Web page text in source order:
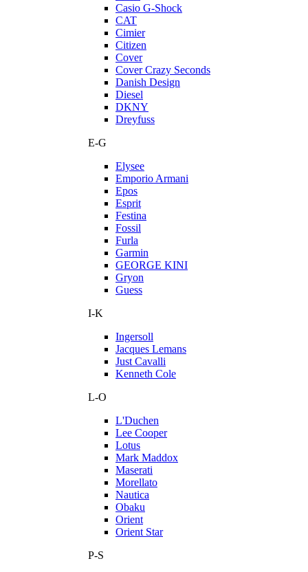
Casio G-Shock
CAT
Cimier
Citizen
Cover
Cover Crazy Seconds
Danish Design
Diesel
DKNY
Dreyfuss
E-G
Elysee
Emporio Armani
Epos
Esprit
Festina
Fossil
Furla
Garmin
GEORGE KINI
Gryon
Guess
I-K
Ingersoll
Jacques Lemans
Just Cavalli
Kenneth Cole
L-O
L'Duchen
Lee Cooper
Lotus
Mark Maddox
Maserati
Morellato
Nautica
Obaku
Orient
Orient Star
P-S